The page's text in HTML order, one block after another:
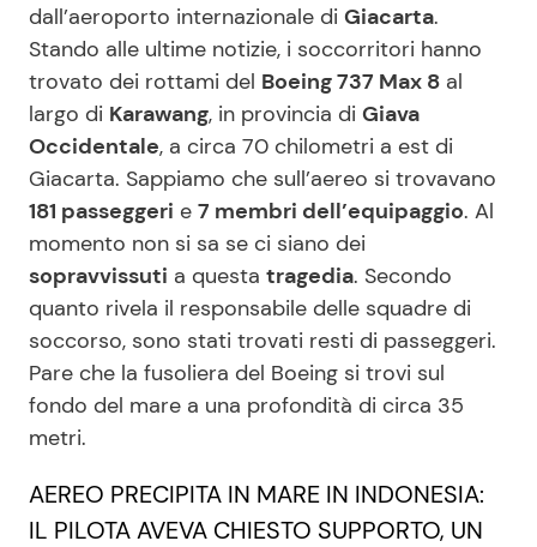
Redazione
Contattaci
Pubblicità
Privacy Policy
dall’aeroporto internazionale di Giacarta.
Stando alle ultime notizie, i soccorritori hanno
trovato dei rottami del Boeing 737 Max 8 al
largo di Karawang, in provincia di Giava
Occidentale, a circa 70 chilometri a est di
Giacarta. Sappiamo che sull’aereo si trovavano
181 passeggeri e 7 membri dell’equipaggio. Al
momento non si sa se ci siano dei
sopravvissuti a questa tragedia. Secondo
quanto rivela il responsabile delle squadre di
soccorso, sono stati trovati resti di passeggeri.
Pare che la fusoliera del Boeing si trovi sul
fondo del mare a una profondità di circa 35
metri.
AEREO PRECIPITA IN MARE IN INDONESIA:
IL PILOTA AVEVA CHIESTO SUPPORTO, UN